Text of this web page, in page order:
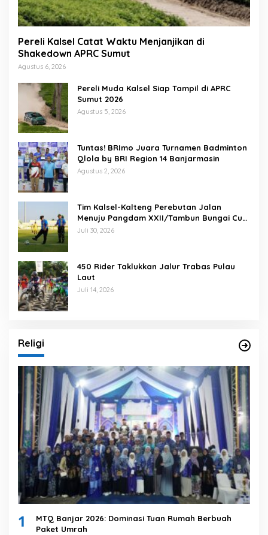
Pereli Kalsel Catat Waktu Menjanjikan di
Shakedown APRC Sumut
Agustus 6, 2026
Pereli Muda Kalsel Siap Tampil di APRC
Sumut 2026
Agustus 5, 2026
Tuntas! BRImo Juara Turnamen Badminton
Qlola by BRI Region 14 Banjarmasin
Agustus 2, 2026
Tim Kalsel-Kalteng Perebutan Jalan
Menuju Pangdam XXII/Tambun Bungai Cup
Banjarmasin
Juli 30, 2026
450 Rider Taklukkan Jalur Trabas Pulau
Laut
Juli 14, 2026
Religi
1
MTQ Banjar 2026: Dominasi Tuan Rumah Berbuah
Paket Umrah